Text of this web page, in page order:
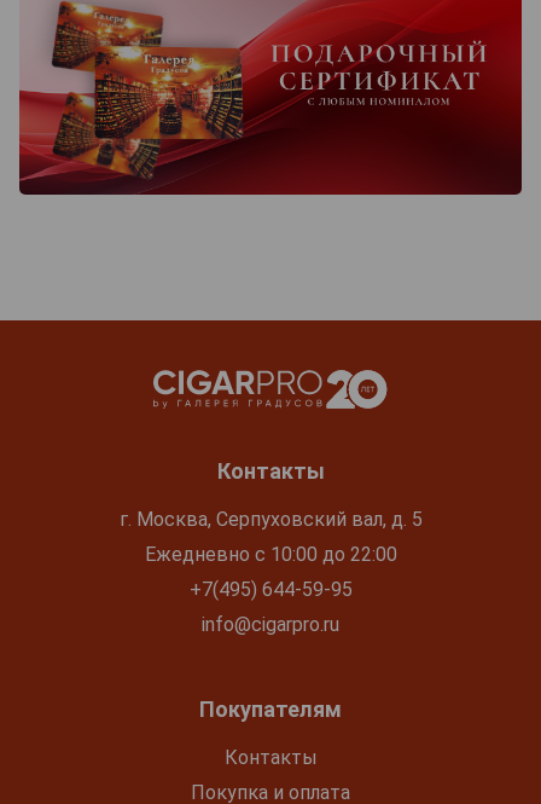
Контакты
г. Москва, Серпуховский вал, д. 5
Ежедневно с 10:00 до 22:00
+7(495) 644-59-95
info@cigarpro.ru
Покупателям
Контакты
Покупка и оплата